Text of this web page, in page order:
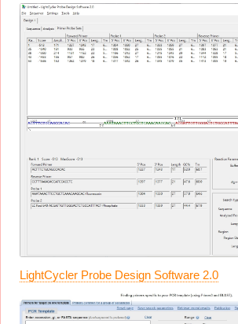
LightCycler Probe Design Software 2.0